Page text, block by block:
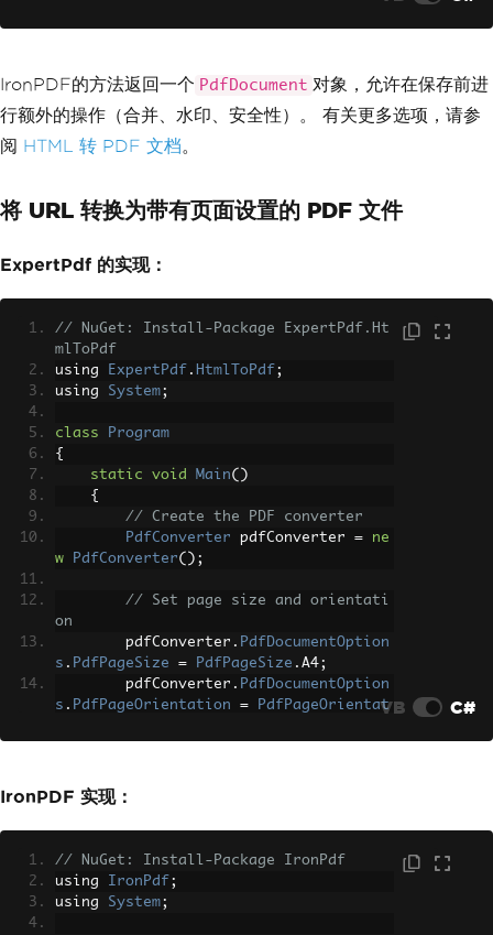
}
IronPDF的方法返回一个 PdfDocument 对象，允许在保存前进
行额外的操作（合并、水印、安全性）。 有关更多选项，请参
阅 HTML 转 PDF 文档。
将 URL 转换为带有页面设置的 PDF 文件
ExpertPdf 的实现：
// NuGet: Install-Package ExpertPdf.Ht
mlToPdf
using
ExpertPdf . HtmlToPdf ;
using System;
class
Program
{
static
void Main()
{
// Create the PDF converter
PdfConverter pdfConverter =
ne
w
PdfConverter();
// Set page size and orientati
on
        pdfConverter
. PdfDocumentOption
s . PdfPageSize = PdfPageSize . A4;
        pdfConverter
. PdfDocumentOption
s . PdfPageOrientation =
PdfPageOrientat
GetPdfBytesFromUrl
ple.com");
// Save to file
System
"webpage.pdf"
VB C#
IronPDF 实现：
// NuGet: Install-Package IronPdf
using IronPdf ;
using System;